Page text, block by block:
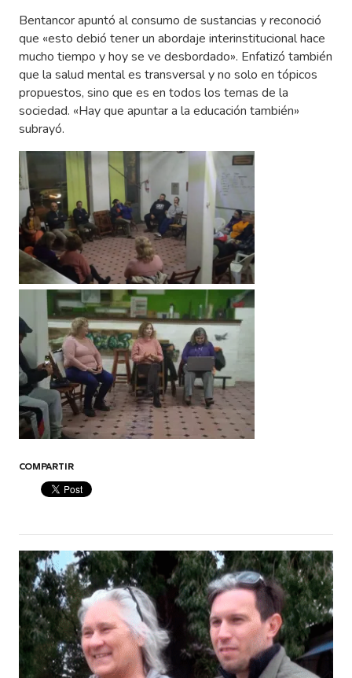
Bentancor apuntó al consumo de sustancias y reconoció
que «esto debió tener un abordaje interinstitucional hace
mucho tiempo y hoy se ve desbordado». Enfatizó también
que la salud mental es transversal y no solo en tópicos
propuestos, sino que es en todos los temas de la
sociedad. «Hay que apuntar a la educación también»
subrayó.
COMPARTIR